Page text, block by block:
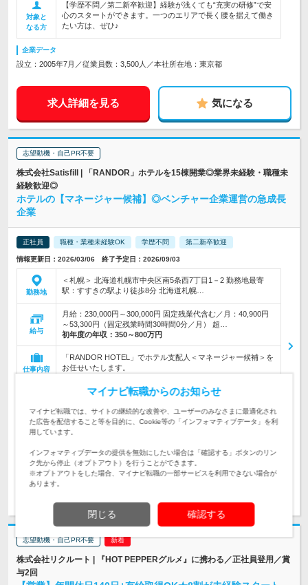
対象と
なる方
【学歴不問／第二新卒歓迎】経験が浅くても“充実の研修”で安
心のスタートができます。一つのエリアで長く腰を据えて働き
たい方は、ぜひ♪
企業データ
設立：2005年7月／従業員数：3,500人／本社所在地：東京都
求人詳細を見る 気になる
志望動機・自己PR不要
株式会社Satisfill | 「RANDOR」ホテルを15棟開業◎業界未経験・職種未
経験歓迎◎
ホテルの【マネージャー候補】◎ベンチャー企業運営の急成長
企業
正社員 職種・業種未経験OK 学歴不問 第二新卒歓迎
情報更新日：2026/03/06 終了予定日：2026/09/03
勤務地
＜札幌＞ 北海道札幌市中央区南5条西7丁目1－2 勤務地最寄
駅：すすきの駅より徒歩8分 北海道札幌…
給与
月給：230,000円～300,000円 固定残業代含む／月：40,900円
～53,300円（固定残業時間30時間0分／月） 超…
初年度の年収： 350～800万円
仕事内容
「RANDOR HOTEL」でホテル支配人＜マネージャー候補＞を
お任せいたします。
なる方
＼学歴不問／◎業界未経験・職種未経験歓迎◎第二新卒やホテ
ル経験者、意欲・チャレンジ精神のある方大歓迎！
企業データ
設立：2018年1月／従業員数：95人／本社所在地：福岡県
求人詳細を見る
志望動機・自己PR不要
株式会社リクルート | 『HOT PEPPERグルメ』に携わる／正社員登用／賞
与2回
マイナビ転職からのお知らせ
マイナビ転職では、サイトの継続的な改善や、ユーザーのみなさまに最適化され
た広告を配信すること等を目的に、Cookie等の「インフォマティブデータ」を利
用しています。
インフォマティブデータの提供を無効にしたい場合は「確認する」ボタンのリン
ク先から停止（オプトアウト）を行うことができます。
※オプトアウトをした場合、マイナビ転職の一部サービスを利用できない場合が
あります。
閉じる 確認する